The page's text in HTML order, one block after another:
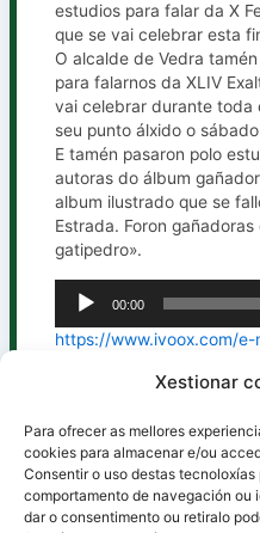
Xestionar
Para ofrecer as mellores
cookies para almacenar e/ou
Consentir o uso destas
comportamento de navegación ou
dar o consentimento ou retiralo
estudios para falar da X
que se vai celebrar esta
O alcalde de Vedra
para falarnos da XLIV
vai celebrar durante toda
seu punto álxido o sábado
E tamén pasaron polo
autoras do álbum
album ilustrado que se
Estrada. Foron
gatipedro».
Reproductor
de
00:00
https://www.ivoox.com/e-
ANTERIOR